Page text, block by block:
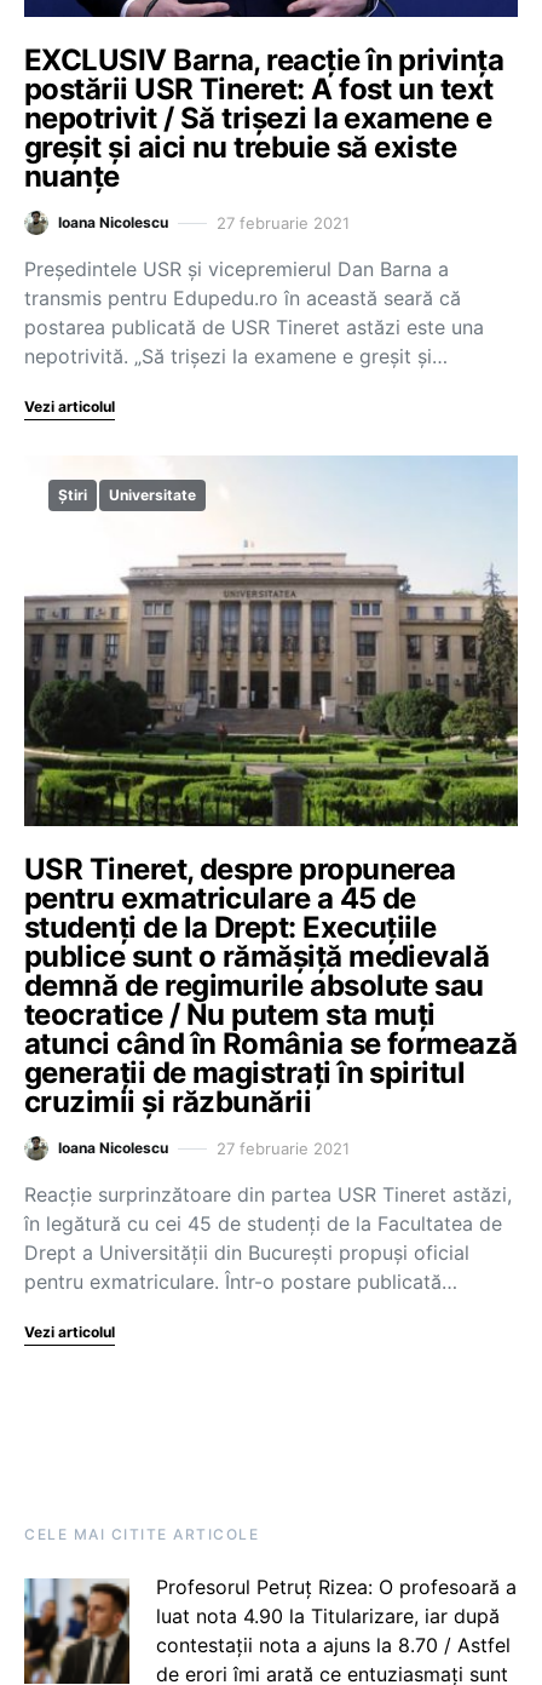
EXCLUSIV Barna, reacție în privința
postării USR Tineret: A fost un text
nepotrivit / Să trișezi la examene e
greșit și aici nu trebuie să existe
nuanțe
Ioana Nicolescu 27 februarie 2021
Președintele USR și vicepremierul Dan Barna a
transmis pentru Edupedu.ro în această seară că
postarea publicată de USR Tineret astăzi este una
nepotrivită. „Să trișezi la examene e greșit și…
Vezi articolul
Știri Universitate
USR Tineret, despre propunerea
pentru exmatriculare a 45 de
studenți de la Drept: Execuțiile
publice sunt o rămășiță medievală
demnă de regimurile absolute sau
teocratice / Nu putem sta muți
atunci când în România se formează
generații de magistrați în spiritul
cruzimii și răzbunării
Ioana Nicolescu 27 februarie 2021
Reacție surprinzătoare din partea USR Tineret astăzi,
în legătură cu cei 45 de studenți de la Facultatea de
Drept a Universității din București propuși oficial
pentru exmatriculare. Într-o postare publicată…
Vezi articolul
CELE MAI CITITE ARTICOLE
Profesorul Petruț Rizea: O profesoară a
luat nota 4.90 la Titularizare, iar după
contestații nota a ajuns la 8.70 / Astfel
de erori îmi arată ce entuziasmați sunt